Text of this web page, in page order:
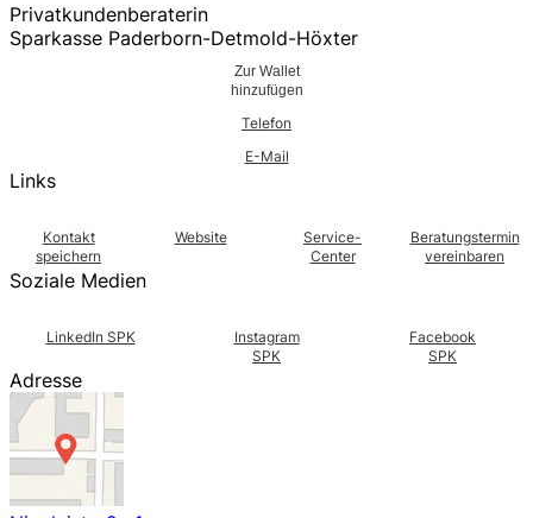
Privatkundenberaterin
Sparkasse Paderborn-Detmold-Höxter
Zur Wallet
hinzufügen
Telefon
E-Mail
Links
Kontakt
speichern
Website
Service-
Center
Beratungstermin
vereinbaren
Soziale Medien
LinkedIn SPK
Instagram
SPK
Facebook
SPK
Adresse